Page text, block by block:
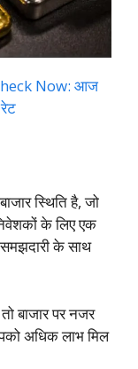
Now: आज
स्थिति है, जो
के लिए एक
के साथ
बाजार पर नजर
अधिक लाभ मिल